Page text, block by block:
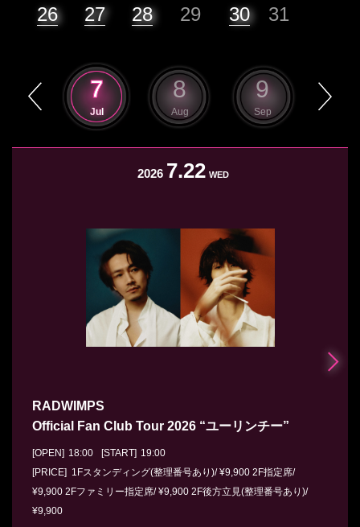
26
27 28 29 30 31
7
Jul
8
Aug
9
Sep
2026 7.22 WED
RADWIMPS
Official Fan Club Tour 2026 “ユーリンチー”
[OPEN] 18:00 [START] 19:00
[PRICE] 1Fスタンディング(整理番号あり)/ ¥9,900 2F指定席/
¥9,900 2Fファミリー指定席/ ¥9,900 2F後方立見(整理番号あり)/
¥9,900